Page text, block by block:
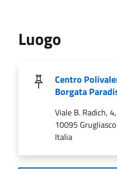
Luogo
Centro
Borgata
Viale B. Radich, 4,
10095 Grugliasco
Italia